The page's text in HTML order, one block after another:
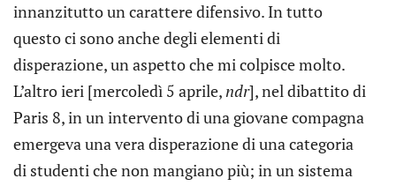
innanzitutto un carattere difensivo. In tutto
questo ci sono anche degli elementi di
disperazione, un aspetto che mi colpisce molto.
L’altro ieri [mercoledì 5 aprile,ndr], nel dibattito di
Paris 8, in un intervento di una giovane compagna
emergeva una vera disperazione di una categoria
di studenti che non mangiano più; in un sistema